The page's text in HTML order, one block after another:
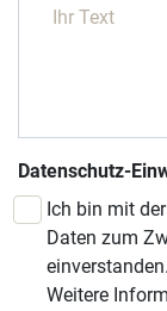
Datenschutz-
Ich bin mit
Daten zum
Weitere